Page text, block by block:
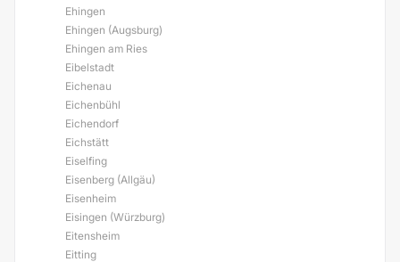
Ehingen
Ehingen (Augsburg)
Ehingen am Ries
Eibelstadt
Eichenau
Eichenbühl
Eichendorf
Eichstätt
Eiselfing
Eisenberg (Allgäu)
Eisenheim
Eisingen (Würzburg)
Eitensheim
Eitting